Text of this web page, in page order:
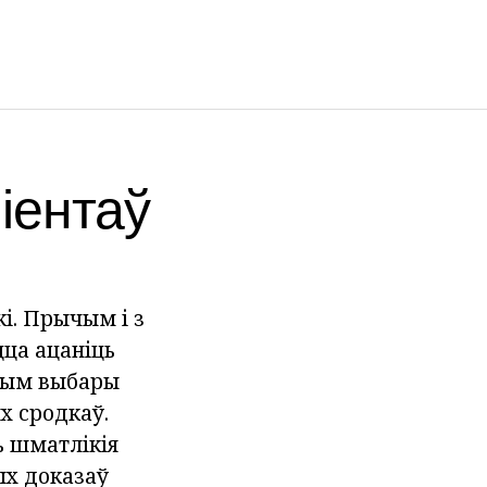
Прычым і з
ацаніць
выбары
сродкаў.
шматлікія
доказаў